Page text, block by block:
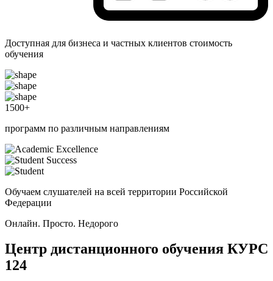
Доступная для бизнеса и частных клиентов стоимость
обучения
1500+
программ по различным направлениям
Обучаем слушателей на всей территории Российской
Федерации
Онлайн. Просто. Недорого
Центр дистанционного обучения КУРС
124